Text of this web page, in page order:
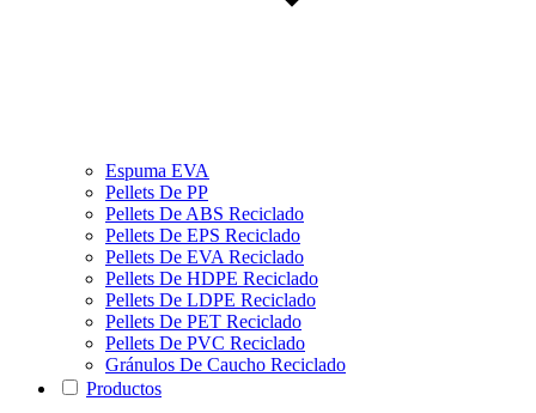
Espuma EVA
Pellets De PP
Pellets De ABS Reciclado
Pellets De EPS Reciclado
Pellets De EVA Reciclado
Pellets De HDPE Reciclado
Pellets De LDPE Reciclado
Pellets De PET Reciclado
Pellets De PVC Reciclado
Gránulos De Caucho Reciclado
Productos